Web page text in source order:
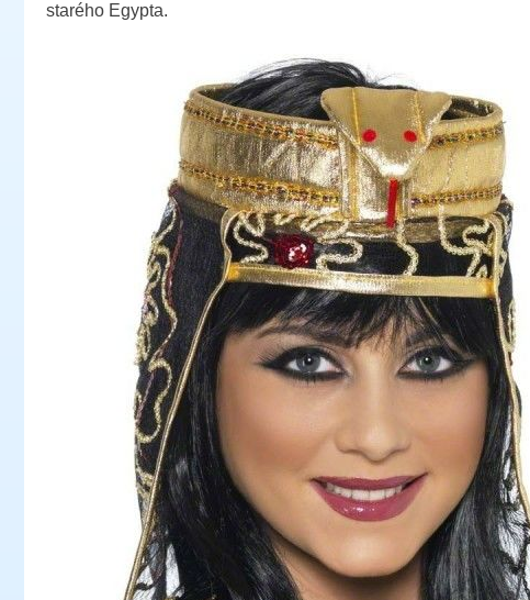
starého Egypta.